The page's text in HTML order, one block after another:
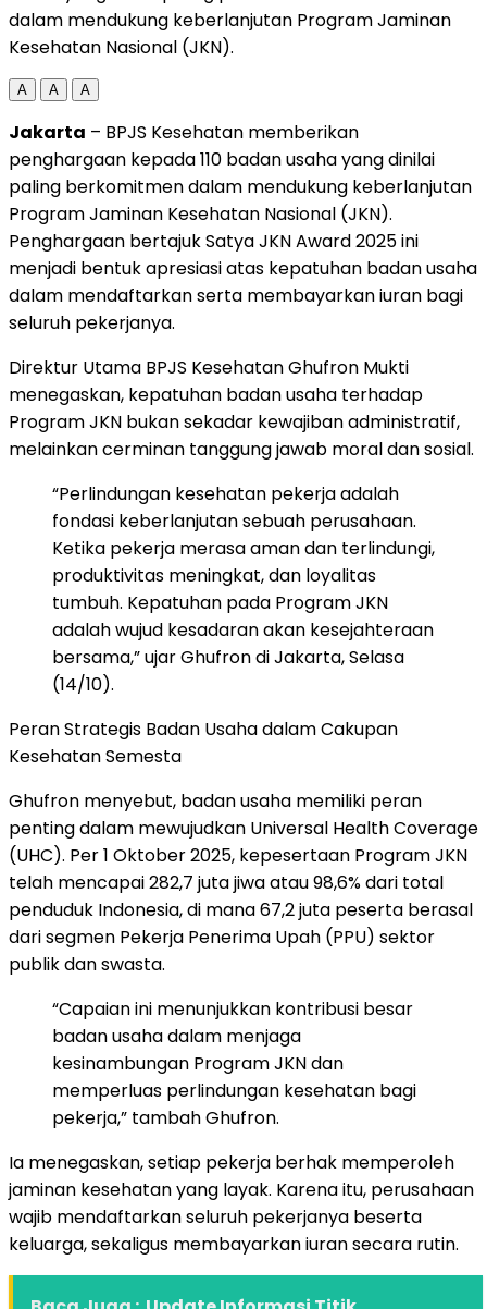
dalam mendukung keberlanjutan Program Jaminan
Kesehatan Nasional (JKN).
A A A
Jakarta – BPJS Kesehatan memberikan
penghargaan kepada 110 badan usaha yang dinilai
paling berkomitmen dalam mendukung keberlanjutan
Program Jaminan Kesehatan Nasional (JKN).
Penghargaan bertajuk Satya JKN Award 2025 ini
menjadi bentuk apresiasi atas kepatuhan badan usaha
dalam mendaftarkan serta membayarkan iuran bagi
seluruh pekerjanya.
Direktur Utama BPJS Kesehatan Ghufron Mukti
menegaskan, kepatuhan badan usaha terhadap
Program JKN bukan sekadar kewajiban administratif,
melainkan cerminan tanggung jawab moral dan sosial.
“Perlindungan kesehatan pekerja adalah
fondasi keberlanjutan sebuah perusahaan.
Ketika pekerja merasa aman dan terlindungi,
produktivitas meningkat, dan loyalitas
tumbuh. Kepatuhan pada Program JKN
adalah wujud kesadaran akan kesejahteraan
bersama,” ujar Ghufron di Jakarta, Selasa
(14/10).
Peran Strategis Badan Usaha dalam Cakupan
Kesehatan Semesta
Ghufron menyebut, badan usaha memiliki peran
penting dalam mewujudkan Universal Health Coverage
(UHC). Per 1 Oktober 2025, kepesertaan Program JKN
telah mencapai 282,7 juta jiwa atau 98,6% dari total
penduduk Indonesia, di mana 67,2 juta peserta berasal
dari segmen Pekerja Penerima Upah (PPU) sektor
publik dan swasta.
“Capaian ini menunjukkan kontribusi besar
badan usaha dalam menjaga
kesinambungan Program JKN dan
memperluas perlindungan kesehatan bagi
pekerja,” tambah Ghufron.
Ia menegaskan, setiap pekerja berhak memperoleh
jaminan kesehatan yang layak. Karena itu, perusahaan
wajib mendaftarkan seluruh pekerjanya beserta
keluarga, sekaligus membayarkan iuran secara rutin.